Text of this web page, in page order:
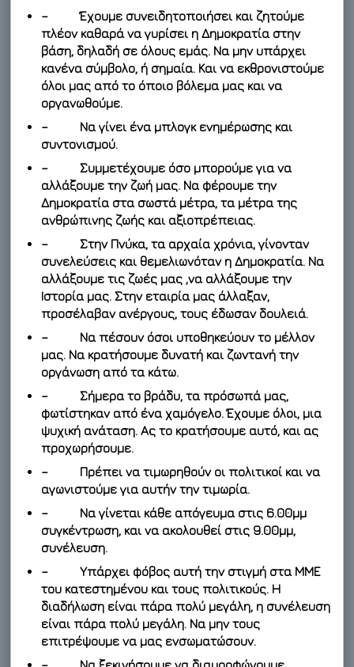
– Έχουμε συνειδητοποιήσει και ζητούμε
πλέον καθαρά να γυρίσει η Δημοκρατία στην
βάση, δηλαδή σε όλους εμάς. Να μην υπάρχει
κανένα σύμβολο, ή σημαία. Και να εκθρονιστούμε
όλοι μας από το όποιο βόλεμα μας και να
οργανωθούμε.
– Να γίνει ένα μπλογκ ενημέρωσης και
συντονισμού.
– Συμμετέχουμε όσο μπορούμε για να
αλλάξουμε την ζωή μας. Να φέρουμε την
Δημοκρατία στα σωστά μέτρα, τα μέτρα της
ανθρώπινης ζωής και αξιοπρέπειας.
– Στην Πνύκα, τα αρχαία χρόνια, γίνονταν
συνελεύσεις και θεμελιωνόταν η Δημοκρατία. Να
αλλάξουμε τις ζωές μας ,να αλλάξουμε την
Ιστορία μας. Στην εταιρία μας άλλαξαν,
προσέλαβαν ανέργους, τους έδωσαν δουλειά.
– Να πέσουν όσοι υποθηκεύουν το μέλλον
μας. Να κρατήσουμε δυνατή και ζωντανή την
οργάνωση από τα κάτω.
– Σήμερα το βράδυ, τα πρόσωπά μας,
φωτίστηκαν από ένα χαμόγελο. Έχουμε όλοι, μια
ψυχική ανάταση. Ας το κρατήσουμε αυτό, και ας
προχωρήσουμε.
– Πρέπει να τιμωρηθούν οι πολιτικοί και να
αγωνιστούμε για αυτήν την τιμωρία.
– Να γίνεται κάθε απόγευμα στις 6.00μμ
συγκέντρωση, και να ακολουθεί στις 9.00μμ,
συνέλευση.
– Υπάρχει φόβος αυτή την στιγμή στα ΜΜΕ
του κατεστημένου και τους πολιτικούς. Η
διαδήλωση είναι πάρα πολύ μεγάλη, η συνέλευση
είναι πάρα πολύ μεγάλη. Να μην τους
επιτρέψουμε να μας ενσωματώσουν.